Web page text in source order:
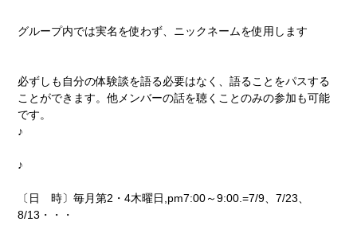
グループ内では実名を使わず、ニックネームを使用します
必ずしも自分の体験談を語る必要はなく、語ることをパスする
ことができます。他メンバーの話を聴くことのみの参加も可能
です。
♪
♪
〔日 時〕毎月第2・4木曜日,pm7:00～9:00.=7/9、7/23、
8/13・・・